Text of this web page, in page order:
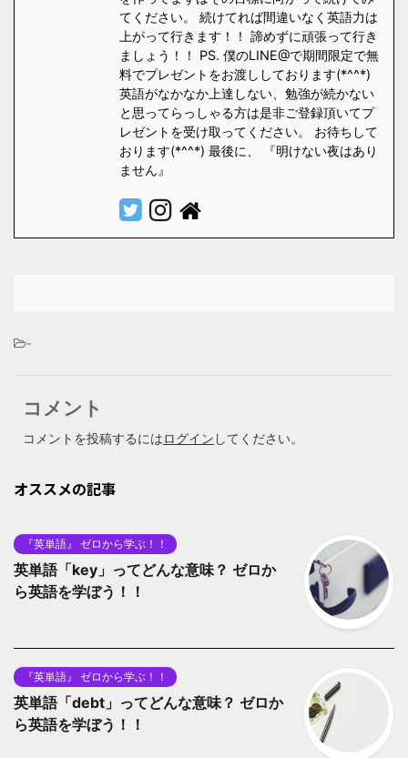
てください。 続けてれば間違いなく英語力は
上がって行きます！！ 諦めずに頑張って行き
ましょう！！ PS. 僕のLINE@で期間限定で無
料でプレゼントをお渡ししております(*^^*)
英語がなかなか上達しない、勉強が続かない
と思ってらっしゃる方は是非ご登録頂いてプ
レゼントを受け取ってください。 お待ちして
おります(*^^*) 最後に、 『明けない夜はあり
ません』
-
コメント
コメントを投稿するにはログイン してください。
オススメの記事
『英単語』 ゼロから学ぶ！！
英単語「key」ってどんな意味？ ゼロか
ら英語を学ぼう！！
『英単語』 ゼロから学ぶ！！
英単語「debt」ってどんな意味？ ゼロか
ら英語を学ぼう！！